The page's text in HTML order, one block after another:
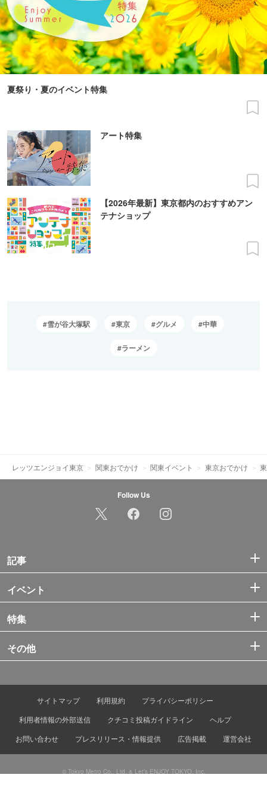
夏祭り・夏のイベント特集
アート特集
【2026年最新】東京都内のおすすめアン
テナショップ
雪が谷大塚駅 東京 グルメ 中華
ラーメン
レッツエンジョイ東京 関東おでかけ 関東イベント 東京おでかけ
Follow Us
記事
イベント
特集
その他
サイトマップ 利用規約
プライバシーポリシー
利用者情報の外部送信
クチコミ投稿ガイドライン
ヘルプ
お問い合わせ
プレスリリース・情報提供 広告掲載 運営会社
© Tokyo Metro Co., Ltd. & Let’s ENJOY TOKYO, Inc.